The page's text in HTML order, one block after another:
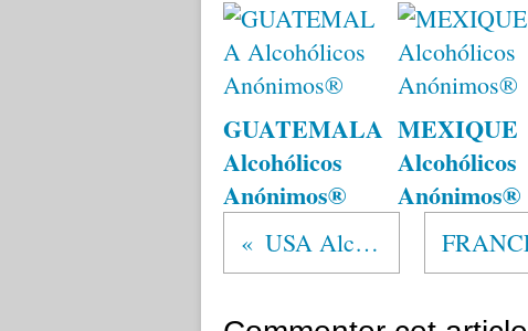
GUATEMALA
Alcohólicos
Anónimos®
MEXIQUE
Alcohólicos
Anónimos®
USA Alcohólicos Anónimos®